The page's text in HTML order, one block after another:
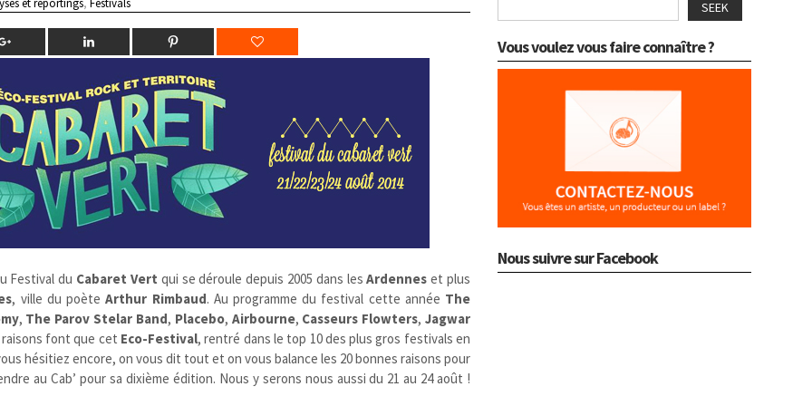
Festival du Cabaret Vert qui se déroule depuis 2005 dans lesArdennes et plus
, ville du poèteArthur Rimbaud. Au programme du festival cette année The
, The Parov Stelar Band, Placebo, Airbourne, Casseurs Flowters,Jagwar
font que cet Eco-Festival, rentré dans le top 10 des plus gros festivals en
hésitiez encore, on vous dit tout et on vous balance les 20 bonnes raisons pour
au Cab’ pour sa dixième édition. Nous y serons nous aussi du 21 au 24 août !
SEEK
Vous voulez vous faire connaître ?
Nous suivre sur Facebook